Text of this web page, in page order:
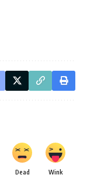
Dead Wink